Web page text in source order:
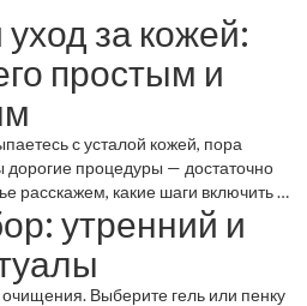
за кожей:
простым и
с усталой кожей, пора
процедуры — достаточно
расскажем, какие шаги включить в
чистой, увлажнённой и
утренний и
Выберите гель или пенку